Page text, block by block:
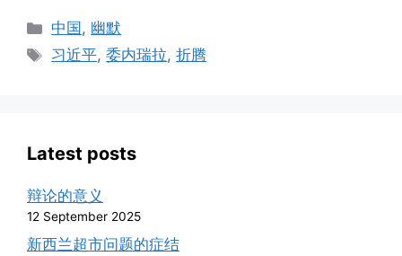
Categories
中国 , 幽默
Tags
习近平,委内瑞拉,折腾
Latest posts
辩论的意义
12 September 2025
新西兰超市问题的症结